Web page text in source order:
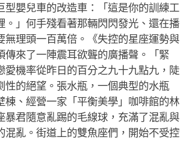
嬰兒車的改造車：「這是你的訓練工
」何手殘看著那輛閃閃發光、還在播
無理頭一百萬倍。《失控的星座運勢與
來了一陣震耳欲聾的廣播聲。「緊
機率從昨日的百分之九十九點九，陡
的絕望。張水瓶，一個典型的水瓶
、經營一家「平衡美學」咖啡館的林
君隨意亂踢的毛線球，充滿了混亂與
亂。街道上的雙魚座們，開始不受控